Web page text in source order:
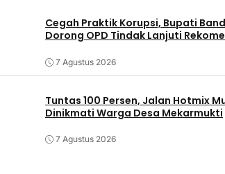
Cegah Praktik Korupsi, Bupati
Dorong OPD Tindak Lanjuti
7 Agustus 2026
Tuntas 100 Persen, Jalan Hotmix
Dinikmati Warga Desa Mekarmukti
7 Agustus 2026